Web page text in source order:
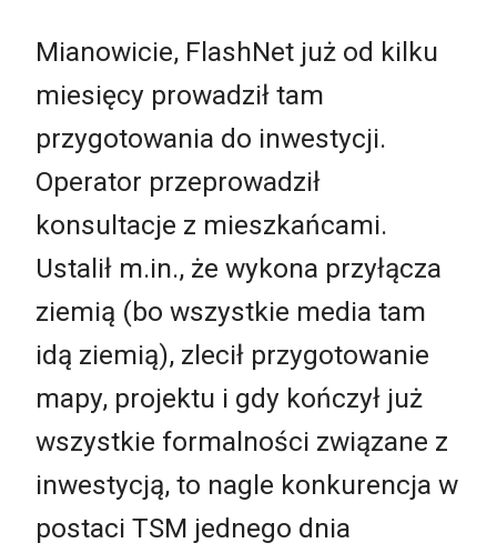
Mianowicie, FlashNet już od kilku
miesięcy prowadził tam
przygotowania do inwestycji.
Operator przeprowadził
konsultacje z mieszkańcami.
Ustalił m.in., że wykona przyłącza
ziemią (bo wszystkie media tam
idą ziemią), zlecił przygotowanie
mapy, projektu i gdy kończył już
wszystkie formalności związane z
inwestycją, to nagle konkurencja w
postaci TSM jednego dnia